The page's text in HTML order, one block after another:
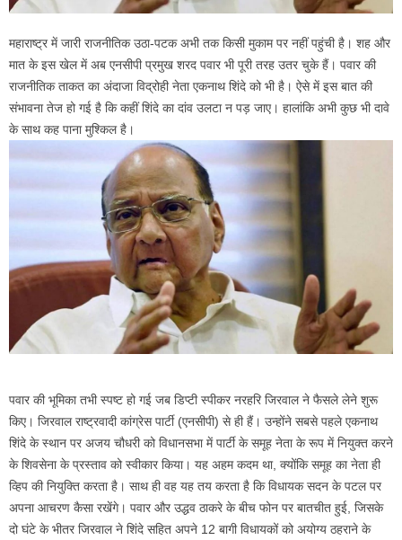
महाराष्ट्र में जारी राजनीतिक उठा-पटक अभी तक किसी मुकाम पर नहीं पहुंची है। शह और
मात के इस खेल में अब एनसीपी प्रमुख शरद पवार भी पूरी तरह उतर चुके हैं। पवार की
राजनीतिक ताकत का अंदाजा विद्रोही नेता एकनाथ शिंदे को भी है। ऐसे में इस बात की
संभावना तेज हो गई है कि कहीं शिंदे का दांव उलटा न पड़ जाए। हालांकि अभी कुछ भी दावे
के साथ कह पाना मुश्किल है।
पवार की भूमिका तभी स्पष्ट हो गई जब डिप्टी स्पीकर नरहरि जिरवाल ने फैसले लेने शुरू
किए। जिरवाल राष्ट्रवादी कांग्रेस पार्टी (एनसीपी) से ही हैं। उन्होंने सबसे पहले एकनाथ
शिंदे के स्थान पर अजय चौधरी को विधानसभा में पार्टी के समूह नेता के रूप में नियुक्त करने
के शिवसेना के प्रस्ताव को स्वीकार किया। यह अहम कदम था, क्योंकि समूह का नेता ही
व्हिप की नियुक्ति करता है। साथ ही वह यह तय करता है कि विधायक सदन के पटल पर
अपना आचरण कैसा रखेंगे। पवार और उद्धव ठाकरे के बीच फोन पर बातचीत हुई, जिसके
दो घंटे के भीतर जिरवाल ने शिंदे सहित अपने 12 बागी विधायकों को अयोग्य ठहराने के